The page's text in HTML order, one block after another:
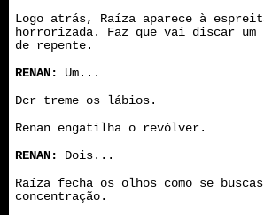
Logo atrás, Raíza aparece à
horrorizada. Faz que vai discar um
de repente.
RENAN:
Um...
Dcr treme os lábios.
Renan engatilha o revólver.
RENAN:
Dois...
Raíza fecha os olhos como se
concentração.